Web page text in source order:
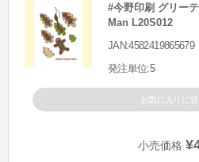
#今野印刷 グリー
Man L20S012
JAN:4582419865679
発注単位:5
お気に入りに登
小売価格